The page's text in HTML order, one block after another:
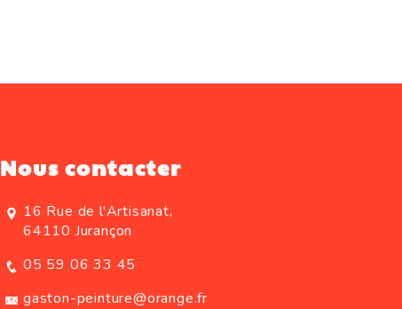
Nous contacter
16 Rue de l'Artisanat,
64110 Jurançon
05 59 06 33 45
gaston-peinture@orange.fr